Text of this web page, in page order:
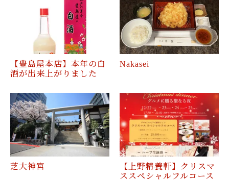
【豊島屋本店】本年の白
酒が出来上がりました
Nakasei
芝大神宮
【上野精養軒】クリスマ
ススペシャルフルコース